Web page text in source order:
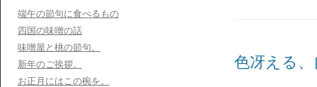
色冴える
端午の節句に食べるもの
四国の味噌の話
味噌屋と桃の節句。
新年のご挨拶。
お正月にはこの椀を。